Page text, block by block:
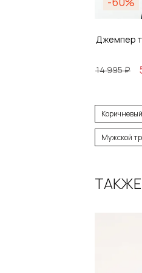
Джемпер
14 995 ₽
Размер
S /
Мужской